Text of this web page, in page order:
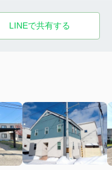
LINEで共有する